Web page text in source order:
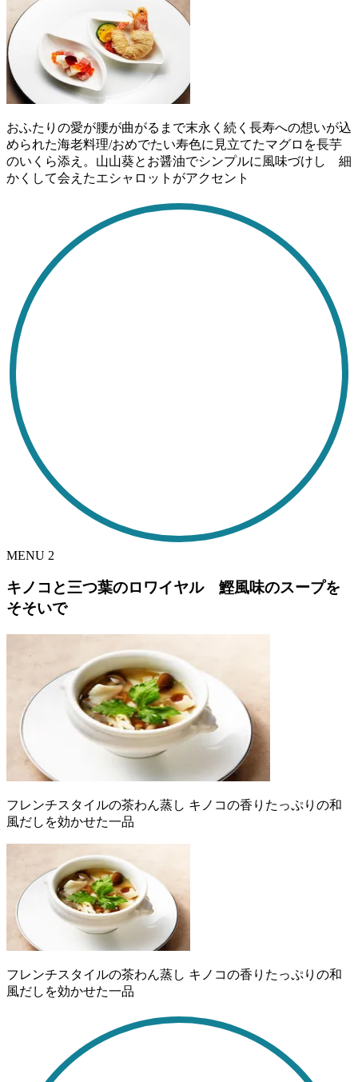
おふたりの愛が腰が曲がるまで末永く続く長寿への想いが込
められた海老料理/おめでたい寿色に見立てたマグロを長芋
のいくら添え。山山葵とお醤油でシンプルに風味づけし 細
かくして会えたエシャロットがアクセント
MENU 2
キノコと三つ葉のロワイヤル 鰹風味のスープを
そそいで
フレンチスタイルの茶わん蒸し キノコの香りたっぷりの和
風だしを効かせた一品
フレンチスタイルの茶わん蒸し キノコの香りたっぷりの和
風だしを効かせた一品